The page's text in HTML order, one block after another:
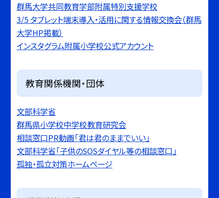
群馬大学共同教育学部附属特別支援学校
3/5 タブレット端末導入・活用に関する情報交換会（群馬
大学HP掲載）
インスタグラム附属小学校公式アカウント
教育関係機関・団体
文部科学省
群馬県小学校中学校教育研究会
相談窓口PR動画「君は君のままでいい」
文部科学省「子供のSOSダイヤル等の相談窓口」
孤独・孤立対策ホームページ